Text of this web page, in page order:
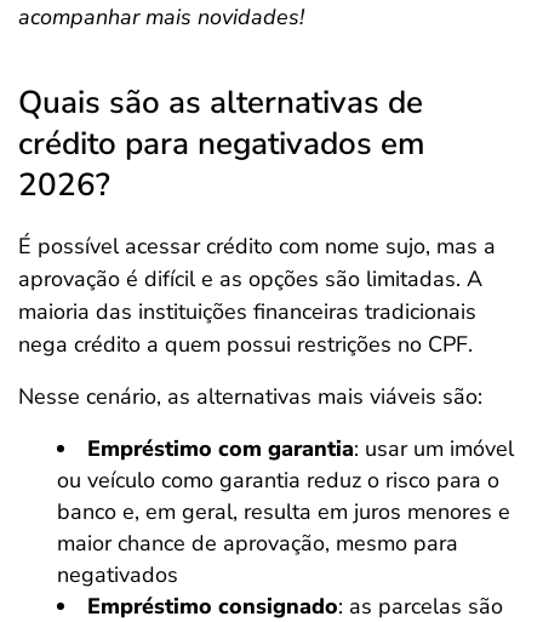
acompanhar mais novidades!
Quais são as alternativas de
crédito para negativados em
2026?
É possível acessar crédito com nome sujo, mas a
aprovação é difícil e as opções são limitadas. A
maioria das instituições financeiras tradicionais
nega crédito a quem possui restrições no CPF.
Nesse cenário, as alternativas mais viáveis são:
Empréstimo com garantia: usar um imóvel
ou veículo como garantia reduz o risco para o
banco e, em geral, resulta em juros menores e
maior chance de aprovação, mesmo para
negativados
Empréstimo consignado: as parcelas são